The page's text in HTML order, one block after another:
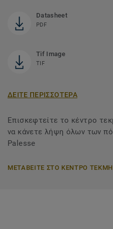
Datasheet
PDF
Tif Image
TIF
ΔΕΙΤΕ ΠΕΡΙΣΣΟΤΕΡΑ
Επισκεφτείτε το κέντρο
να κάνετε λήψη όλων των
Palesse
ΜΕΤΑΒΕΙΤΕ ΣΤΟ ΚΕΝΤΡΟ